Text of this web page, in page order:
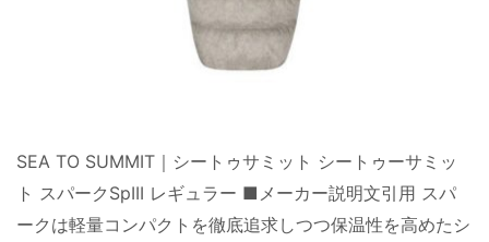
SEA TO SUMMIT｜シートゥサミット シートゥーサミッ
ト スパークSpIII レギュラー ■メーカー説明文引用 スパ
ークは軽量コンパクトを徹底追求しつつ保温性を高めたシ